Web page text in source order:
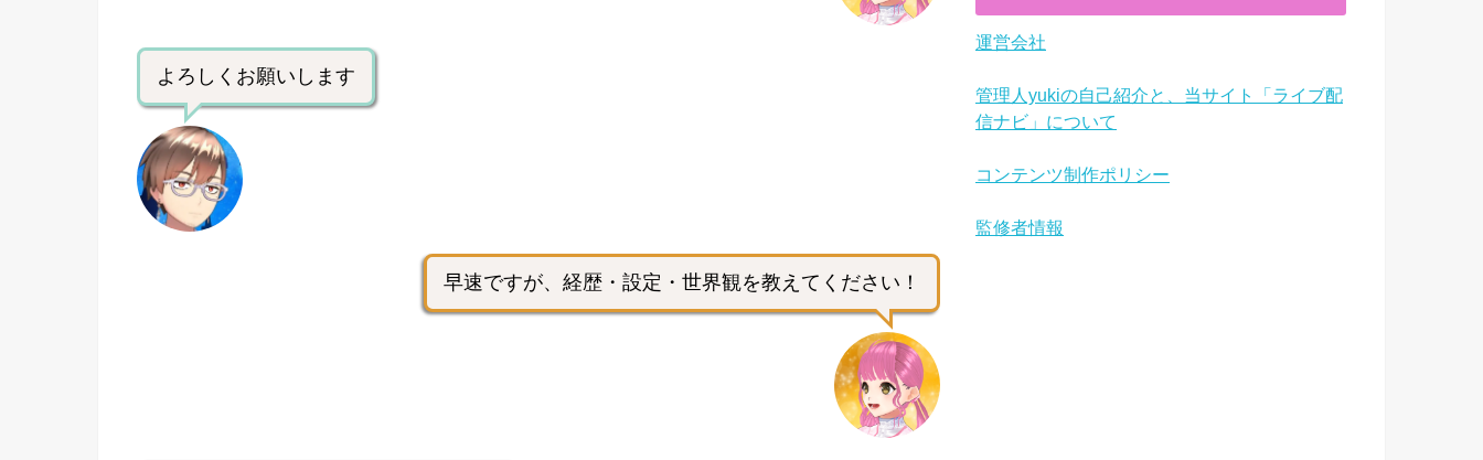
よろしくお願いします
早速ですが、経歴・設定・世界観を教えてください！
運営会社
管理人yukiの自己紹介と、当サイト「ライブ配
信ナビ」について
コンテンツ制作ポリシー
監修者情報